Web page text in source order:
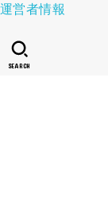
運営者情報
SEARCH